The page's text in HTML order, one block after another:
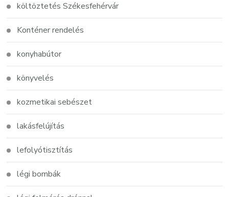
költöztetés Székesfehérvár
Konténer rendelés
konyhabútor
könyvelés
kozmetikai sebészet
lakásfelújítás
lefolyótisztítás
légi bombák